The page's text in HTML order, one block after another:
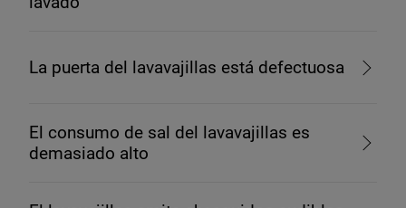
La puerta del lavavajillas está defectuosa
El consumo de sal del lavavajillas es
demasiado alto